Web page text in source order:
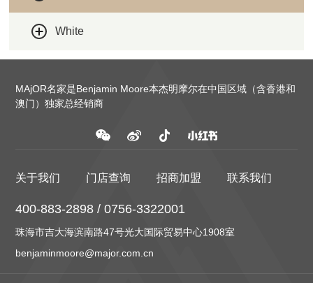
White
MAjOR名家是Benjamin Moore本杰明摩尔在中国区域（含香港和
澳门）独家总经销商
关于我们 门店查询 招商加盟 联系我们
400-883-2898 / 0756-3322001
珠海市吉大海滨南路47号光大国际贸易中心1908室
benjaminmoore@major.com.cn